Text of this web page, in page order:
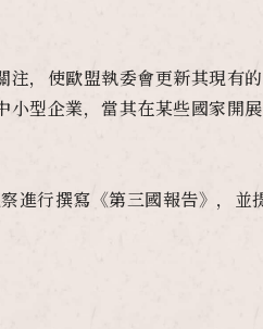
注，使歐盟執委會更新其現有
型企業，當其在某些國家開
行撰寫《第三國報告》，並